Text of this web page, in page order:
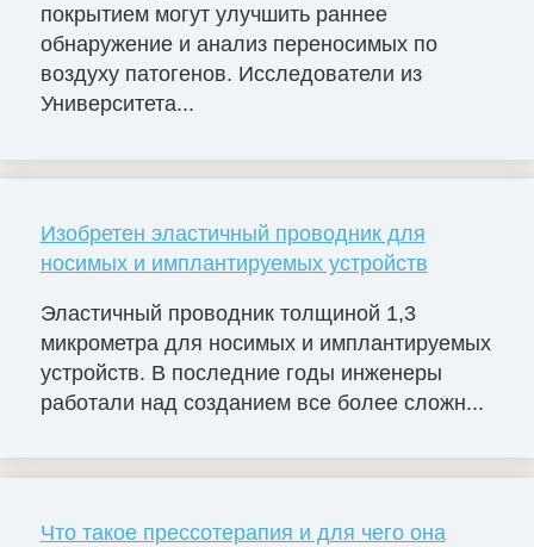
покрытием могут улучшить раннее
обнаружение и анализ переносимых по
воздуху патогенов. Исследователи из
Университета...
Изобретен эластичный проводник для
носимых и имплантируемых устройств
Эластичный проводник толщиной 1,3
микрометра для носимых и имплантируемых
устройств. В последние годы инженеры
работали над созданием все более сложн...
Что такое прессотерапия и для чего она